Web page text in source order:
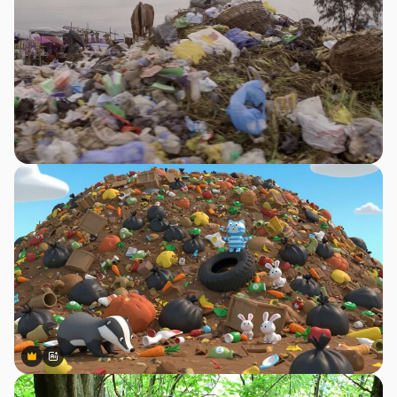
Premium
Premium
สร้างขึ้นโดย AI